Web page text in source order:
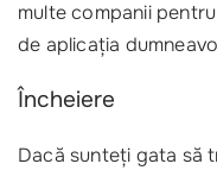
multe companii
de aplicația
Încheiere
Dacă sunteți gata să